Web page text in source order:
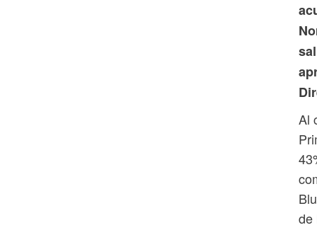
Al
de